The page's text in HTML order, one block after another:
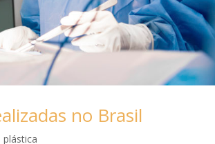
no Brasil
plástica